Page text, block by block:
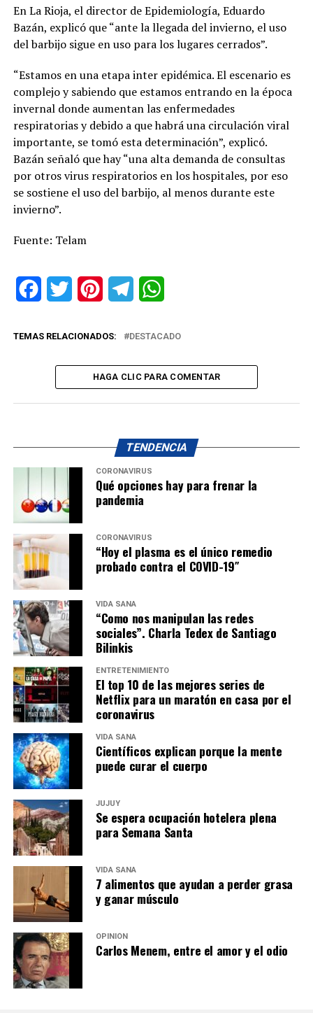
En La Rioja, el director de Epidemiología, Eduardo
Bazán, explicó que “ante la llegada del invierno, el uso
del barbijo sigue en uso para los lugares cerrados”.
“Estamos en una etapa inter epidémica. El escenario es
complejo y sabiendo que estamos entrando en la época
invernal donde aumentan las enfermedades
respiratorias y debido a que habrá una circulación viral
importante, se tomó esta determinación”, explicó.
Bazán señaló que hay “una alta demanda de consultas
por otros virus respiratorios en los hospitales, por eso
se sostiene el uso del barbijo, al menos durante este
invierno”.
Fuente: Telam
FacebookTwitter PinterestTelegram
TEMAS RELACIONADOS: DESTACADO
HAGA CLIC PARA COMENTAR
TENDENCIA
CORONAVIRUS
Qué opciones hay para frenar la
pandemia
CORONAVIRUS
“Hoy el plasma es el único remedio
probado contra el COVID-19″
VIDA SANA
“Como nos manipulan las redes
sociales”. Charla Tedex de Santiago
Bilinkis
ENTRETENIMIENTO
El top 10 de las mejores series de
Netflix para un maratón en casa por el
coronavirus
VIDA SANA
Científicos explican porque la mente
puede curar el cuerpo
JUJUY
Se espera ocupación hotelera plena
para Semana Santa
VIDA SANA
7 alimentos que ayudan a perder grasa
y ganar músculo
OPINIÓN
Carlos Menem, entre el amor y el odio